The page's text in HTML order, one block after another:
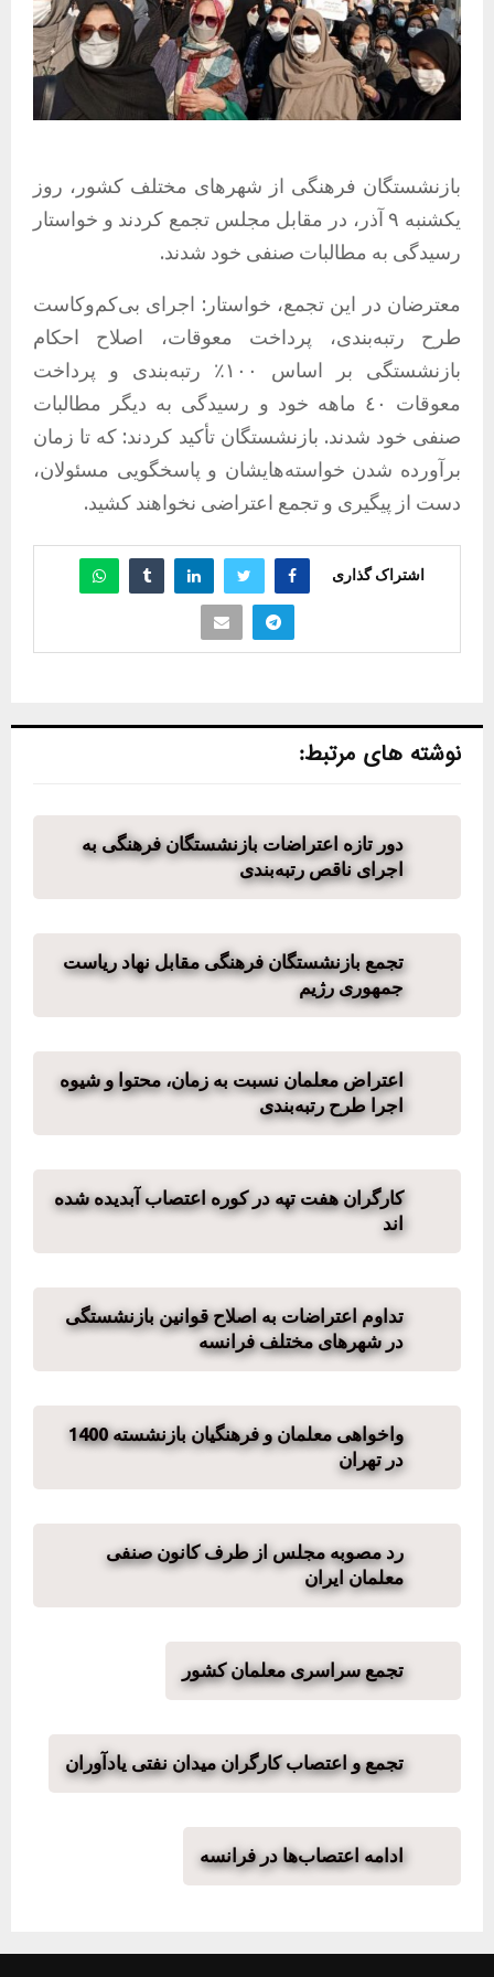
بازنشستگان فرهنگی از شهرهای مختلف کشور، روز
یکشنبه ۹ آذر، در مقابل مجلس تجمع کردند و خواستار
رسیدگی به مطالبات صنفی خود شدند.
معترضان در این تجمع، خواستار: اجرای بی‌کم‌و‌کاست
طرح رتبه‌بندی، پرداخت معوقات، اصلاح احکام
بازنشستگی بر اساس ١٠٠٪ رتبه‌بندی و پرداخت
معوقات ٤٠ ماهه‌ خود و رسیدگی به دیگر مطالبات
صنفی خود شدند. بازنشستگان تأکید کردند: که تا زمان
برآورده شدن خواسته‌هایشان و پاسخگویی مسئولان،
دست از پیگیری و تجمع اعتراضی نخواهند کشید.
اشتراک گذاری
نوشته های مرتبط:
دور تازه اعتراضات بازنشستگان فرهنگی به
اجرای ناقص رتبه‌بندی
تجمع بازنشستگان فرهنگی مقابل نهاد ریاست
جمهوری رژیم
اعتراض معلمان نسبت به زمان، محتوا و شیوه
اجرا طرح رتبه‌بندی
کارگران هفت تپه در کوره اعتصاب آبدیده شده
اند
تداوم اعتراضات به اصلاح قوانین بازنشستگی
در شهرهای مختلف فرانسه
واخواهی معلمان و فرهنگیان بازنشسته 1400
در تهران
رد مصوبه مجلس از طرف کانون صنفی
معلمان ایران
تجمع سراسری معلمان کشور
تجمع و اعتصاب کارگران میدان نفتی یادآوران
ادامه اعتصاب‌ها در فرانسه